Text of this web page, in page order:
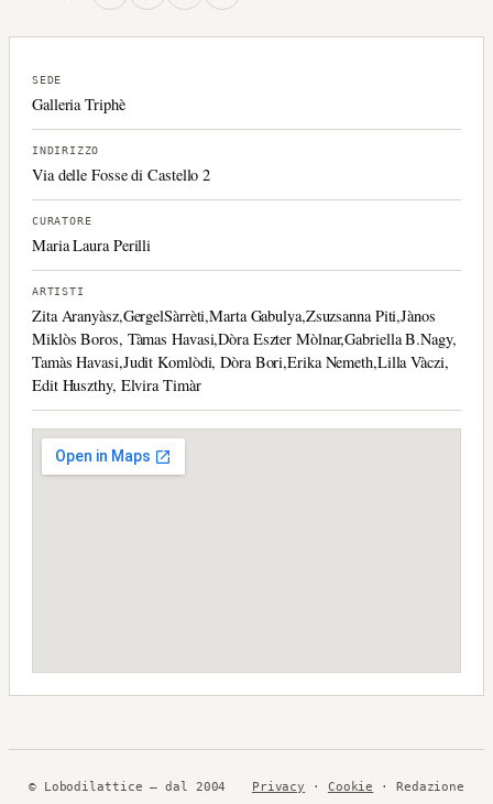
SEDE
Galleria Triphè
INDIRIZZO
Via delle Fosse di Castello 2
CURATORE
Maria Laura Perilli
ARTISTI
Zita Aranyàsz,GergelSàrrèti,Marta Gabulya,Zsuzsanna Piti,Jànos
Miklòs Boros, Tàmas Havasi,Dòra Eszter Mòlnar,Gabriella B.Nagy,
Tamàs Havasi,Judit Komlòdi, Dòra Bori,Erika Nemeth,Lilla Vàczi,
Edit Huszthy, Elvira Timàr
© Lobodilattice — dal 2004 Privacy · Cookie · Redazione